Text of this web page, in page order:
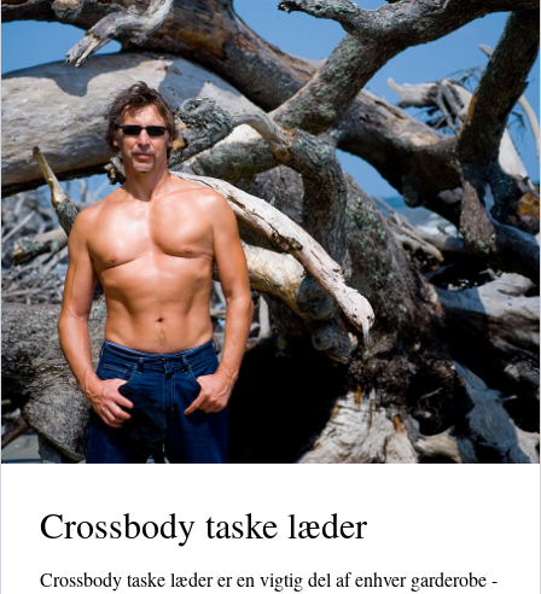
Crossbody taske læder
Crossbody taske læder er en vigtig del af enhver garderobe -